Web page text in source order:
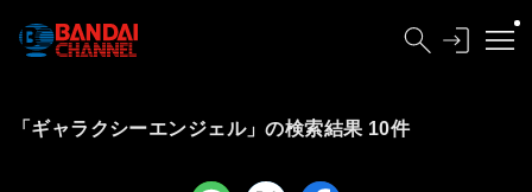
「ギャラクシーエンジェル」の検索結果 10件